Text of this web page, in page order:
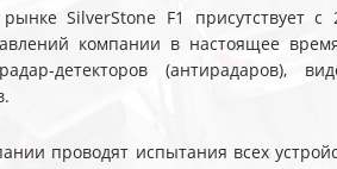
SilverStone F1 присутствует
компании в настоящее
детекторов (антирадаров),
проводят испытания всех